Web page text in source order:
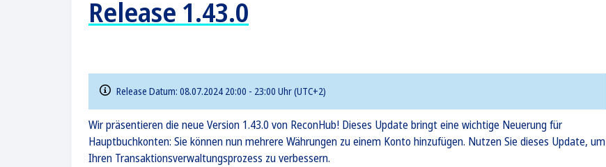
Release 1.43.0
Release Datum: 08.07.2024 20:00 - 23:00 Uhr (UTC+2)
Wir präsentieren die neue Version 1.43.0 von ReconHub! Dieses Update bringt eine wichtige Neuerung für
Hauptbuchkonten: Sie können nun mehrere Währungen zu einem Konto hinzufügen. Nutzen Sie dieses Update, um
Ihren Transaktionsverwaltungsprozess zu verbessern.